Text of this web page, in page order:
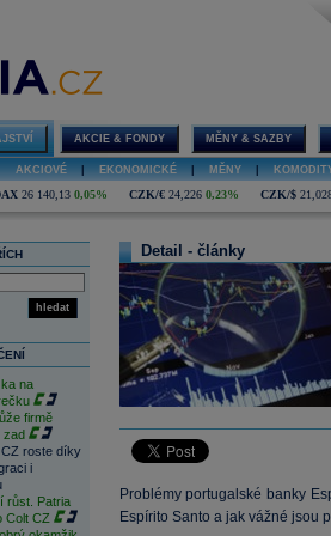
AKCIE & FONDY MĚNY & SAZBY
AKCIOVÉ EKONOMICKÉ MĚNY
26 140,13 0,05% CZK/€ 24,226 0,23% CZK/$
hledat
na
firmě
zad
roste díky
i
růst. Patria
Colt CZ
Detail - články
Problémy portugalské banky
Espírito Santo a jak vážné jsou